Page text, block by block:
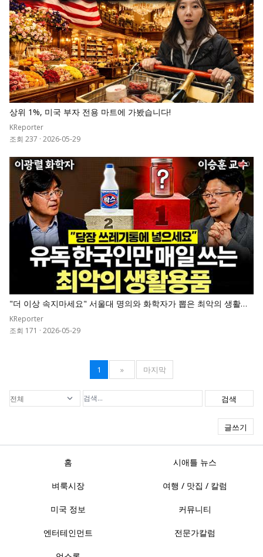
상위 1%, 미국 부자 전용 마트에 가봤습니다!
KReporter
조회 237 · 2026-05-29
"더 이상 속지마세요" 서울대 명의와 화학자가 뽑은 최악의 생활용
품 순위표
KReporter
조회 171 · 2026-05-29
0
1 » 마지막
검색
글쓰기
홈 시애틀 뉴스
벼룩시장 여행 / 맛집 / 칼럼
미국 정보 커뮤니티
엔터테인먼트 전문가칼럼